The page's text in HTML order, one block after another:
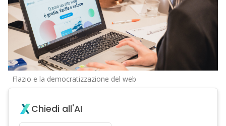
Flazio e la democratizzazione del web
Chiedi all'AI